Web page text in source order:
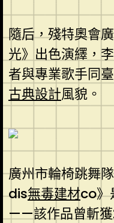
隨后，殘特奧會
光》出色演繹，
者與專業歌手同
古典設計風貌。
廣州市輪椅跳舞
dis無毒建材co》
——該作品曾斬獲